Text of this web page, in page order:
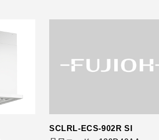
SCLRL-ECS-902R SI